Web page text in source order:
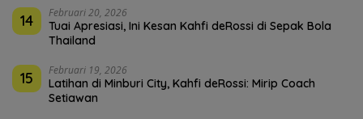
14 Februari 20, 2026
Tuai Apresiasi, Ini Kesan Kahfi deRossi di Sepak Bola
Thailand
15 Februari 19, 2026
Latihan di Minburi City, Kahfi deRossi: Mirip Coach
Setiawan